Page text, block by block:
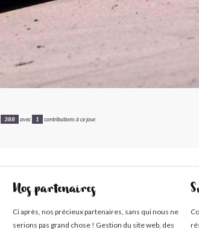
388 avec 1 contributions à ce jour.
Nos partenaires
Ci après, nos précieux partenaires, sans qui nous ne
serions pas grand chose ! Gestion du site web, des